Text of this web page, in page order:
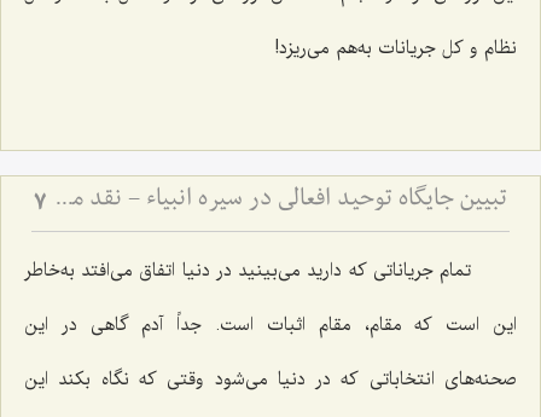
نظام و کل جریانات به‌هم می‌ریزد!
تبیین جایگاه توحید افعالی در سیره انبیاء - نقد مدعیان دروغین و ضرورت خروج از خودپرستی 7
تمام جریاناتی که دارید می‌بینید در دنیا اتفاق می‌افتد به‌خاطر
این است که مقام، مقام اثبات است. جداً آدم گاهی در این
صحنه‌های انتخاباتی که در دنیا می‌شود وقتی که نگاه بکند این